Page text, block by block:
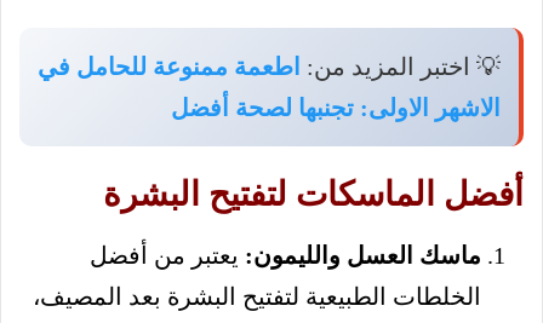
💡 اختبر المزيد من: اطعمة ممنوعة للحامل في
الاشهر الاولى: تجنبها لصحة أفضل
أفضل الماسكات لتفتيح البشرة
ماسك العسل والليمون: يعتبر من أفضل
الخلطات الطبيعية لتفتيح البشرة بعد المصيف،